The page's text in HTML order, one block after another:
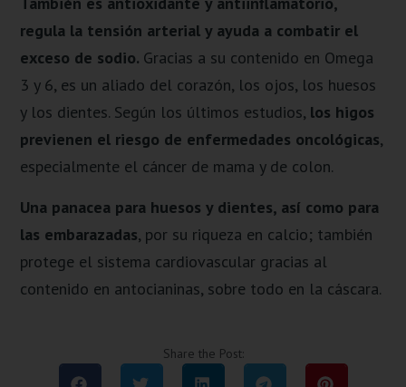
regula la tensión arterial y ayuda a combatir el
exceso de sodio. Gracias a su contenido en Omega
3 y 6, es un aliado del corazón, los ojos, los huesos
y los dientes. Según los últimos estudios, los higos
previenen el riesgo de enfermedades oncológicas,
especialmente el cáncer de mama y de colon.
Una panacea para huesos y dientes, así como para
las embarazadas, por su riqueza en calcio; también
protege el sistema cardiovascular gracias al
contenido en antocianinas, sobre todo en la cáscara.
Share the Post: